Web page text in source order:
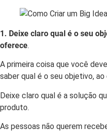
1. Deixe claro qual é o seu
oferece.
A primeira coisa que você
saber qual é o seu objetivo,
Deixe claro qual é a solução
produto.
As pessoas não querem